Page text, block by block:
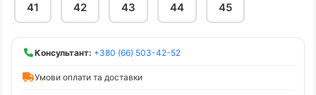
41 42 43 44 45
Консультант: +380 (66) 503-42-52
Умови оплати та доставки